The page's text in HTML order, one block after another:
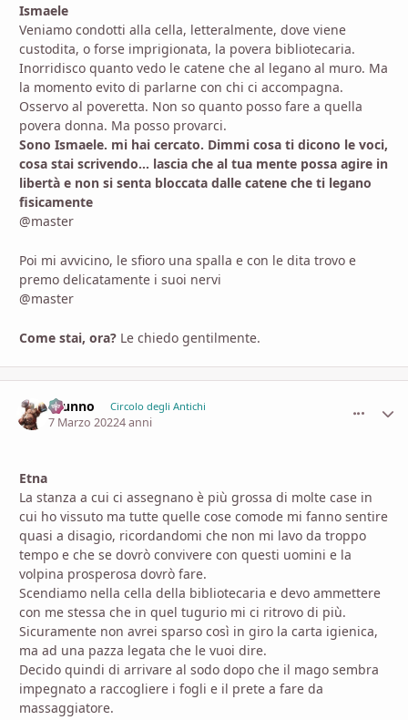
Ismaele
Veniamo condotti alla cella, letteralmente, dove viene
custodita, o forse imprigionata, la povera bibliotecaria.
Inorridisco quanto vedo le catene che al legano al muro. Ma
la momento evito di parlarne con chi ci accompagna.
Osservo al poveretta. Non so quanto posso fare a quella
povera donna. Ma posso provarci.
Sono Ismaele. mi hai cercato. Dimmi cosa ti dicono le voci,
cosa stai scrivendo... lascia che al tua mente possa agire in
libertà e non si senta bloccata dalle catene che ti legano
fisicamente
@master
Poi mi avvicino, le sfioro una spalla e con le dita trovo e
premo delicatamente i suoi nervi
@master
Come stai, ora? Le chiedo gentilmente.
brunno Circolo degli Antichi
7 Marzo 20224 anni
Etna
La stanza a cui ci assegnano è più grossa di molte case in
cui ho vissuto ma tutte quelle cose comode mi fanno sentire
quasi a disagio, ricordandomi che non mi lavo da troppo
tempo e che se dovrò convivere con questi uomini e la
volpina prosperosa dovrò fare.
Scendiamo nella cella della bibliotecaria e devo ammettere
con me stessa che in quel tugurio mi ci ritrovo di più.
Sicuramente non avrei sparso così in giro la carta igienica,
ma ad una pazza legata che le vuoi dire.
Decido quindi di arrivare al sodo dopo che il mago sembra
impegnato a raccogliere i fogli e il prete a fare da
massaggiatore.